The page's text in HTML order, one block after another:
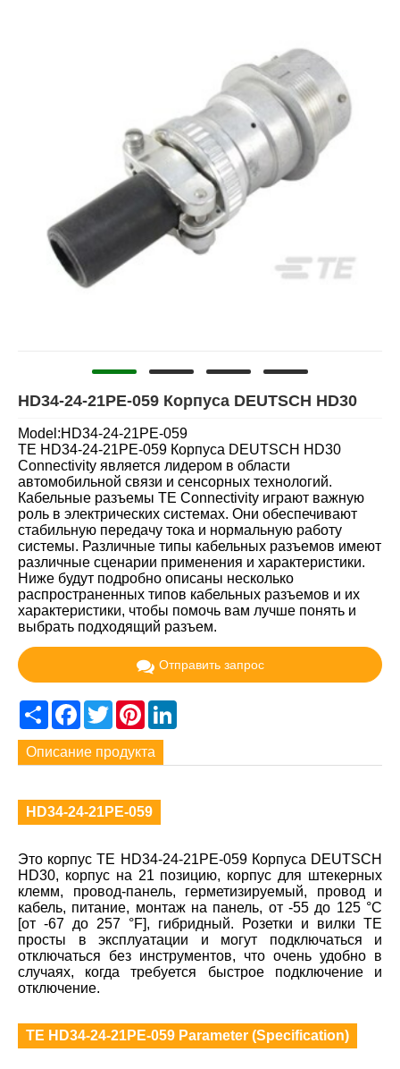
HD34-24-21PE-059 Корпуса DEUTSCH HD30
Model:HD34-24-21PE-059
TE HD34-24-21PE-059 Корпуса DEUTSCH HD30
Connectivity является лидером в области
автомобильной связи и сенсорных технологий.
Кабельные разъемы TE Connectivity играют важную
роль в электрических системах. Они обеспечивают
стабильную передачу тока и нормальную работу
системы. Различные типы кабельных разъемов имеют
различные сценарии применения и характеристики.
Ниже будут подробно описаны несколько
распространенных типов кабельных разъемов и их
характеристики, чтобы помочь вам лучше понять и
выбрать подходящий разъем.
Отправить запрос
ShareFacebook
TwitterPinterest
Описание продукта
HD34-24-21PE-059
Это корпус TE HD34-24-21PE-059 Корпуса DEUTSCH
HD30, корпус на 21 позицию, корпус для штекерных
клемм, провод-панель, герметизируемый, провод и
кабель, питание, монтаж на панель, от -55 до 125 °C
[от -67 до 257 °F], гибридный. Розетки и вилки TE
просты в эксплуатации и могут подключаться и
отключаться без инструментов, что очень удобно в
случаях, когда требуется быстрое подключение и
отключение.
TE HD34-24-21PE-059 Parameter (Specification)